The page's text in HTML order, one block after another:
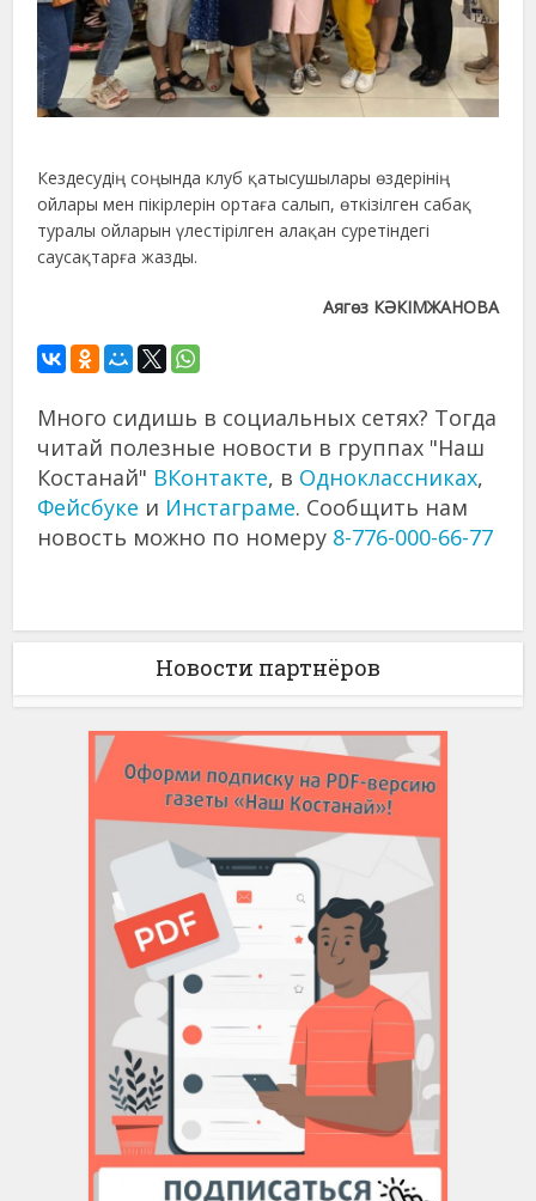
Кездесудің соңында клуб қатысушылары өздерінің
ойлары мен пікірлерін ортаға салып, өткізілген сабақ
туралы ойларын үлестірілген алақан суретіндегі
саусақтарға жазды.
Аягөз КӘКІМЖАНОВА
Много сидишь в социальных сетях? Тогда
читай полезные новости в группах "Наш
Костанай" ВКонтакте, в Одноклассниках,
Фейсбуке и Инстаграме. Сообщить нам
новость можно по номеру 8-776-000-66-77
Новости партнёров